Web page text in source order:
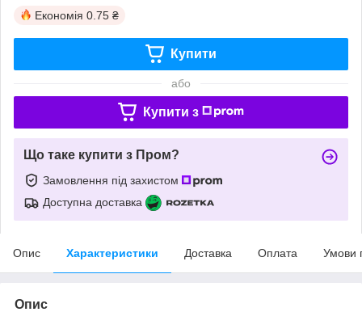
Економія 0.75 ₴
Купити
або
Купити з
Що таке купити з Пром?
Замовлення під захистом
Доступна доставка
Опис Характеристики Доставка Оплата Умови
Опис